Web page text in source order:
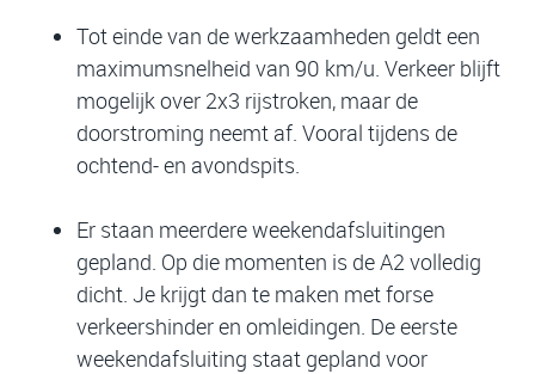
Tot einde van de werkzaamheden geldt een
maximumsnelheid van 90 km/u. Verkeer blijft
mogelijk over 2x3 rijstroken, maar de
doorstroming neemt af. Vooral tijdens de
ochtend- en avondspits.
Er staan meerdere weekendafsluitingen
gepland. Op die momenten is de A2 volledig
dicht. Je krijgt dan te maken met forse
verkeershinder en omleidingen. De eerste
weekendafsluiting staat gepland voor